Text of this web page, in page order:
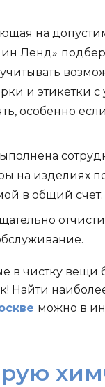
на
Ленд»
и этикетки с
особенно
на изделиях
в общий счет.
в чистку вещи
Найти
можно в